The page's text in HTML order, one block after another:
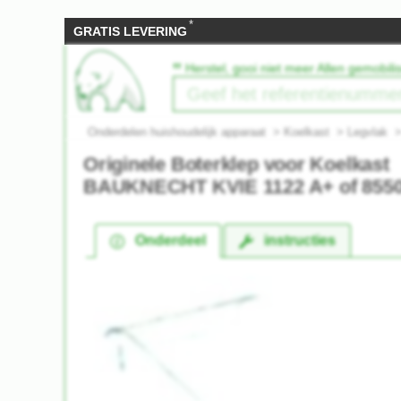
GRATIS LEVERING *
‟ Herstel, gooi niet meer Allen
Onderdelen huishoudelijk apparaat > Koelkast > Legvlak >
Originele Boterklep voor Koelkast
BAUKNECHT KVIE 1122 A+ of
Onderdeel instructies